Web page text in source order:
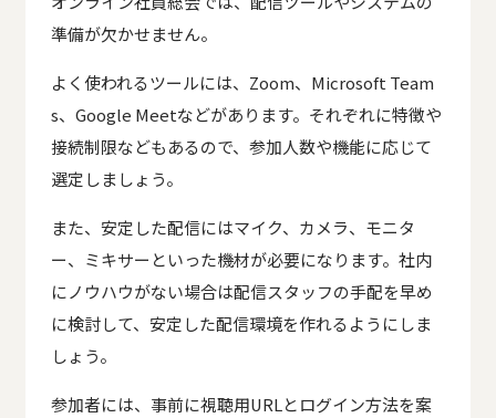
準備が欠かせません。
よく使われるツールには、Zoom、Microsoft Team
s、Google Meetなどがあります。それぞれに特徴や
接続制限などもあるので、参加人数や機能に応じて
選定しましょう。
また、安定した配信にはマイク、カメラ、モニタ
ー、ミキサーといった機材が必要になります。社内
にノウハウがない場合は配信スタッフの手配を早め
に検討して、安定した配信環境を作れるようにしま
しょう。
参加者には、事前に視聴用URLとログイン方法を案